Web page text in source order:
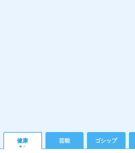
健康 芸能 ゴシップ